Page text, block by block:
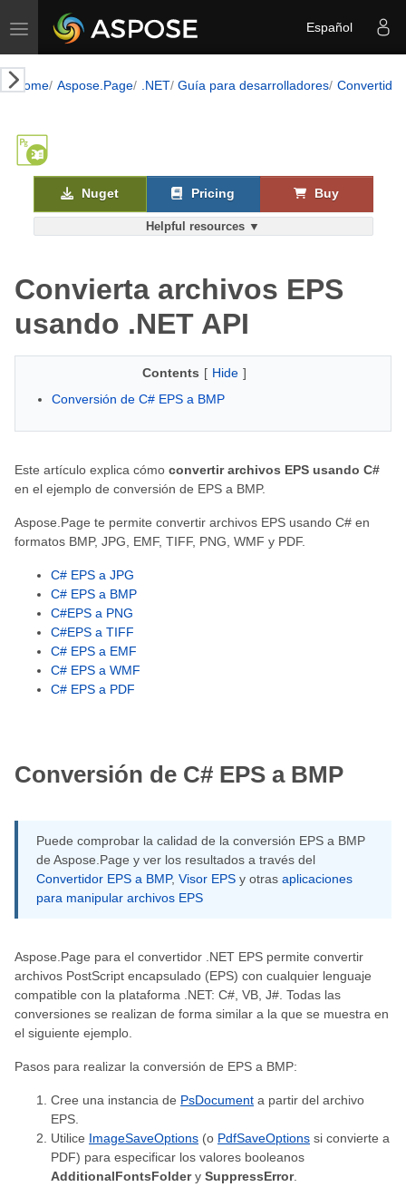
Toggle navigation Español
Home Aspose.Page .NET Guía para desarrolladores
Helpful resources ▼
Nuget Pricing Buy
Convierta archivos EPS
usando .NET API
Contents [ Hide ]
Conversión de C# EPS a BMP
Este artículo explica cómo convertir archivos EPS usando C#
en el ejemplo de conversión de EPS a BMP.
Aspose.Page te permite convertir archivos EPS usando C# en
formatos BMP, JPG, EMF, TIFF, PNG, WMF y PDF.
C# EPS a JPG
C# EPS a BMP
C#EPS a PNG
C#EPS a TIFF
C# EPS a EMF
C# EPS a WMF
C# EPS a PDF
Conversión de C# EPS a BMP
Puede comprobar la calidad de la conversión EPS a BMP
de Aspose.Page y ver los resultados a través del
Convertidor EPS a BMP, Visor EPS y otras aplicaciones
para manipular archivos EPS
Aspose.Page para el convertidor .NET EPS permite convertir
archivos PostScript encapsulado (EPS) con cualquier lenguaje
compatible con la plataforma .NET: C#, VB, J#. Todas las
conversiones se realizan de forma similar a la que se muestra en
el siguiente ejemplo.
Pasos para realizar la conversión de EPS a BMP:
Cree una instancia de PsDocument a partir del archivo
EPS.
Utilice ImageSaveOptions (o PdfSaveOptions si convierte a
PDF) para especificar los valores booleanos
AdditionalFontsFoldery SuppressError.